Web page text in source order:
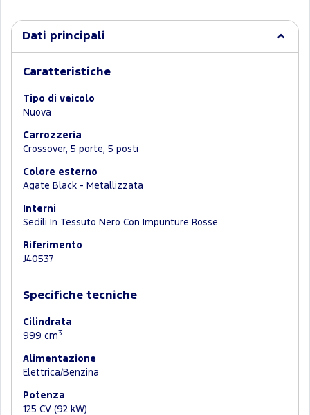
Dati principali
Caratteristiche
Tipo di veicolo
Nuova
Carrozzeria
Crossover, 5 porte, 5 posti
Colore esterno
Agate Black - Metallizzata
Interni
Sedili In Tessuto Nero Con Impunture Rosse
Riferimento
J40537
Specifiche tecniche
Cilindrata
999 cm3
Alimentazione
Elettrica/Benzina
Potenza
125 CV (92 kW)